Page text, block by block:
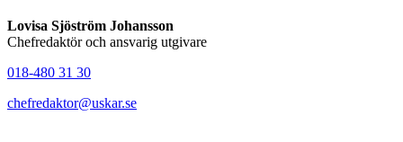
Lovisa Sjöström Johansson
Chefredaktör och ansvarig utgivare
018-480 31 30
chefredaktor@uskar.se